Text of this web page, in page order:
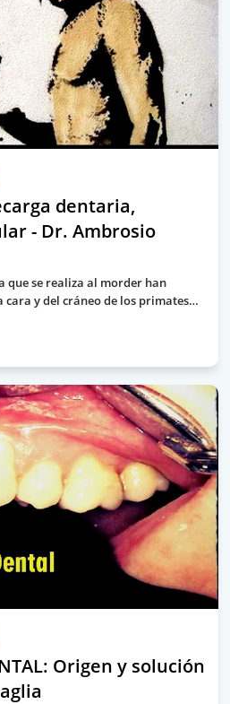
dentaria,
- Dr. Ambrosio
que se realiza al morder han
y del cráneo de los primates…
Origen y solución